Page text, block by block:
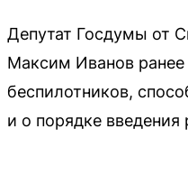
Депутат Госдумы от
Максим Иванов ранее
беспилотников,
и о порядке